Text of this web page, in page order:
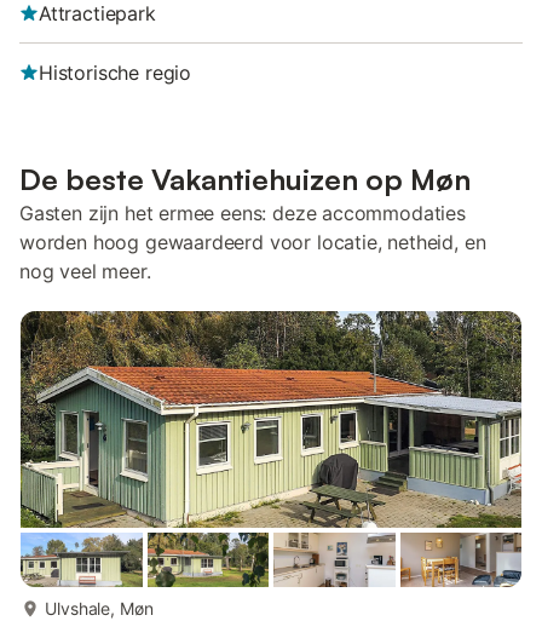
Attractiepark
Historische regio
De beste Vakantiehuizen op Møn
Gasten zijn het ermee eens: deze accommodaties
worden hoog gewaardeerd voor locatie, netheid, en
nog veel meer.
Ulvshale, Møn